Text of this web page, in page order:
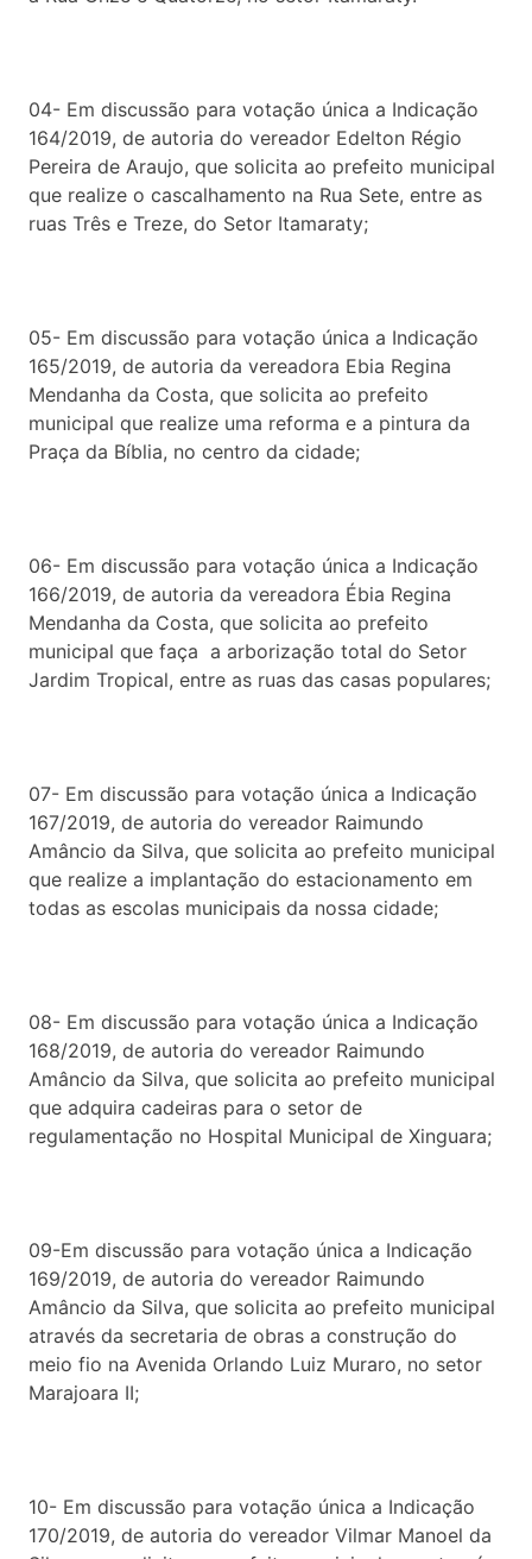
04- Em discussão para votação única a Indicação
164/2019, de autoria do vereador Edelton Régio
Pereira de Araujo, que solicita ao prefeito municipal
que realize o cascalhamento na Rua Sete, entre as
ruas Três e Treze, do Setor Itamaraty;
05- Em discussão para votação única a Indicação
165/2019, de autoria da vereadora Ebia Regina
Mendanha da Costa, que solicita ao prefeito
municipal que realize uma reforma e a pintura da
Praça da Bíblia, no centro da cidade;
06- Em discussão para votação única a Indicação
166/2019, de autoria da vereadora Ébia Regina
Mendanha da Costa, que solicita ao prefeito
municipal que faça a arborização total do Setor
Jardim Tropical, entre as ruas das casas populares;
07- Em discussão para votação única a Indicação
167/2019, de autoria do vereador Raimundo
Amâncio da Silva, que solicita ao prefeito municipal
que realize a implantação do estacionamento em
todas as escolas municipais da nossa cidade;
08- Em discussão para votação única a Indicação
168/2019, de autoria do vereador Raimundo
Amâncio da Silva, que solicita ao prefeito municipal
que adquira cadeiras para o setor de
regulamentação no Hospital Municipal de Xinguara;
09-Em discussão para votação única a Indicação
169/2019, de autoria do vereador Raimundo
Amâncio da Silva, que solicita ao prefeito municipal
através da secretaria de obras a construção do
meio fio na Avenida Orlando Luiz Muraro, no setor
Marajoara II;
10- Em discussão para votação única a Indicação
170/2019, de autoria do vereador Vilmar Manoel da